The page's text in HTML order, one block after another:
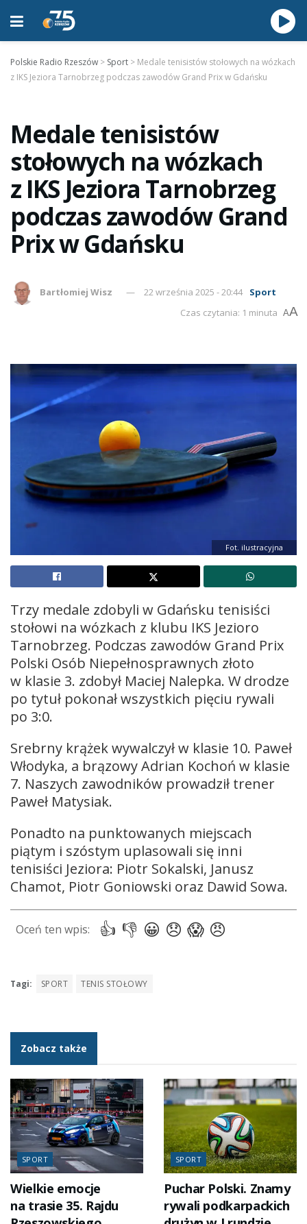
Polskie Radio Rzeszów > Sport > Medale tenisistów stołowych na wózkach
z IKS Jeziora Tarnobrzeg podczas zawodów Grand Prix w Gdańsku
Medale tenisistów
stołowych na wózkach
z IKS Jeziora Tarnobrzeg
podczas zawodów Grand
Prix w Gdańsku
Bartłomiej Wisz 22 września 2025 - 20:44 Sport
Czas czytania: 1 minuta AA
Fot. ilustracyjna
Trzy medale zdobyli w Gdańsku tenisiści
stołowi na wózkach z klubu IKS Jezioro
Tarnobrzeg. Podczas zawodów Grand Prix
Polski Osób Niepełnosprawnych złoto
w klasie 3. zdobył Maciej Nalepka. W drodze
po tytuł pokonał wszystkich pięciu rywali
po 3:0.
Srebrny krążek wywalczył w klasie 10. Paweł
Włodyka, a brązowy Adrian Kochoń w klasie
7. Naszych zawodników prowadził trener
Paweł Matysiak.
Ponadto na punktowanych miejscach
piątym i szóstym uplasowali się inni
tenisiści Jeziora: Piotr Sokalski, Janusz
Chamot, Piotr Goniowski oraz Dawid Sowa.
Tagi: SPORT TENIS STOŁOWY
Zobacz także
SPORT
Wielkie emocje
na trasie 35. Rajdu
SPORT
Puchar Polski. Znamy
rywali podkarpackich